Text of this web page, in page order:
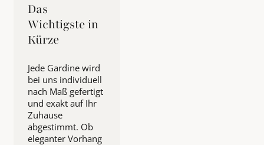
Das
Wichtigste in
Kürze
Jede Gardine wird
bei uns individuell
nach Maß gefertigt
und exakt auf Ihr
Zuhause
abgestimmt. Ob
eleganter Vorhang